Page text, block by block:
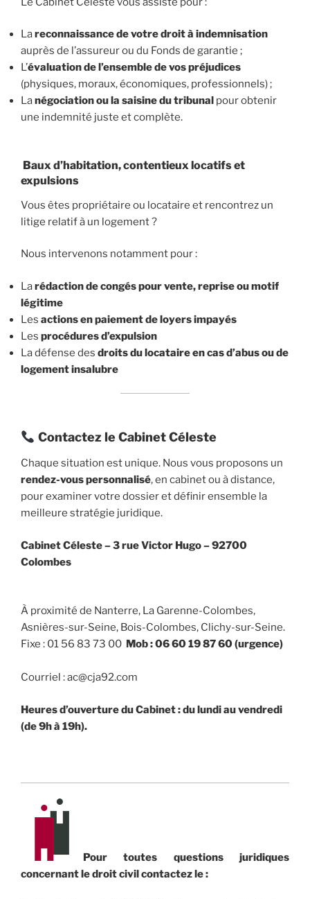
Lareconnaissance de votre droit à indemnisation
auprès de l’assureur ou du Fonds de garantie ;
L’évaluation de l’ensemble de vos préjudices
(physiques, moraux, économiques, professionnels) ;
Lanégociation ou la saisine du tribunal pour obtenir
une indemnité juste et complète.
Baux d’habitation, contentieux locatifs et
expulsions
Vous êtes propriétaire ou locataire et rencontrez un
litige relatif à un logement ?
Nous intervenons notamment pour :
Larédaction de congés pour vente, reprise ou motif
légitime
Les actions en paiement de loyers impayés
Les procédures d’expulsion
La défense des droits du locataire en cas d’abus ou de
logement insalubre
Contactez le Cabinet Céleste
Chaque situation est unique. Nous vous proposons un
rendez-vous personnalisé, en cabinet ou à distance,
pour examiner votre dossier et définir ensemble la
meilleure stratégie juridique.
Cabinet Céleste –3 rue Victor Hugo – 92700
Colombes
À proximité de Nanterre, La Garenne-Colombes,
Asnières-sur-Seine, Bois-Colombes, Clichy-sur-Seine.
Fixe : 01 56 83 73 00 Mob : 06 60 19 87 60 (urgence)
Courriel : ac@cja92.com
Heures d’ouverture du Cabinet : du lundi au vendredi
(de 9h à 19h).
Pour toutes questions juridiques
concernant le droit civil contactez le :